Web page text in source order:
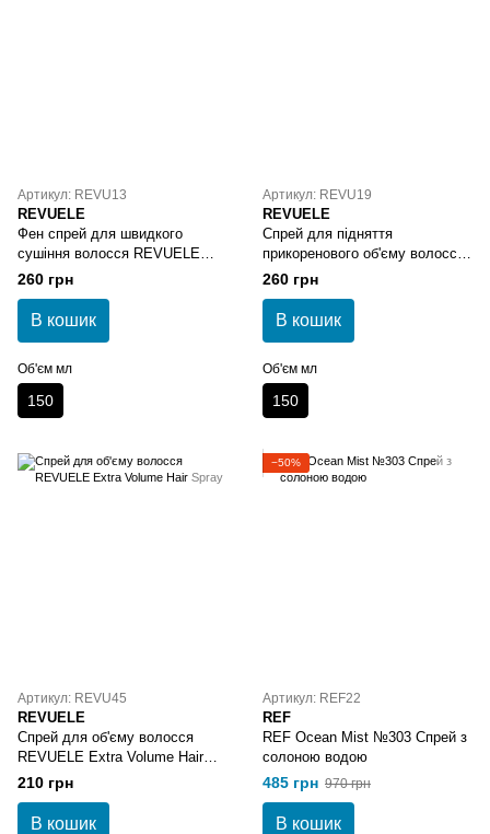
Артикул: REVU13
REVUELE
Фен спрей для швидкого
сушіння волосся REVUELE
ART Fast Blow-Dry Spray
260 грн
В кошик
Об'єм мл
150
Артикул: REVU19
REVUELE
Спрей для підняття
прикоренового об'єму волосся
REVUELE ART Root Lifting
260 грн
В кошик
Об'єм мл
150
Артикул: REVU45
REVUELE
Спрей для об'єму волосся
REVUELE Extra Volume Hair
Spray
210 грн
В кошик
−50%
Артикул: REF22
REF
REF Ocean Mist №303 Спрей з
солоною водою
485 грн 970 грн
В кошик